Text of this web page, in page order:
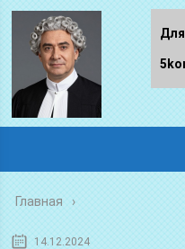
Главная
14.12.2024